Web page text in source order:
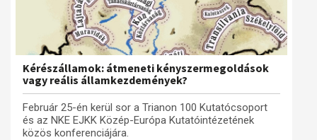
Kérészállamok: átmeneti kényszermegoldások
vagy reális államkezdemények?
Február 25-én kerül sor a Trianon 100 Kutatócsoport
és az NKE EJKK Közép-Európa Kutatóintézetének
közös konferenciájára.